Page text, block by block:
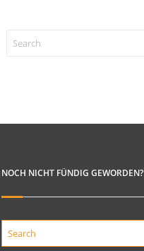
NOCH NICHT FÜNDIG GEWORDEN?